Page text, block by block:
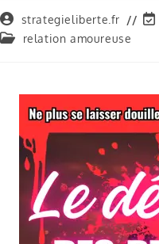
strategieliberte.fr
relation amoureuse